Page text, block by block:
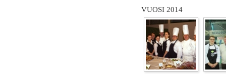
VUOSI 2014